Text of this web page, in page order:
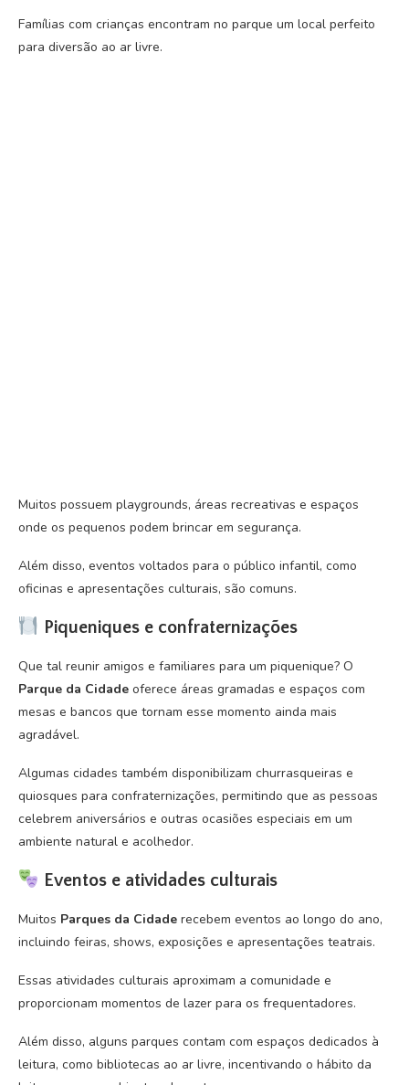
Famílias com crianças encontram no parque um local perfeito
para diversão ao ar livre.
Muitos possuem playgrounds, áreas recreativas e espaços
onde os pequenos podem brincar em segurança.
Além disso, eventos voltados para o público infantil, como
oficinas e apresentações culturais, são comuns.
Piqueniques e confraternizações
Que tal reunir amigos e familiares para um piquenique? O
Parque da Cidade oferece áreas gramadas e espaços com
mesas e bancos que tornam esse momento ainda mais
agradável.
Algumas cidades também disponibilizam churrasqueiras e
quiosques para confraternizações, permitindo que as pessoas
celebrem aniversários e outras ocasiões especiais em um
ambiente natural e acolhedor.
Eventos e atividades culturais
Muitos Parques da Cidade recebem eventos ao longo do ano,
incluindo feiras, shows, exposições e apresentações teatrais.
Essas atividades culturais aproximam a comunidade e
proporcionam momentos de lazer para os frequentadores.
Além disso, alguns parques contam com espaços dedicados à
leitura, como bibliotecas ao ar livre, incentivando o hábito da